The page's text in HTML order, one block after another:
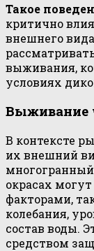
Такое
критично
внешнего
выживания,
условиях
Выживание
В контексте
их внешний
окрасах
факторами,
колебания,
состав воды.
средством